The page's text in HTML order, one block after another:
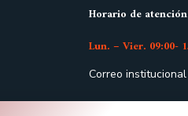
Horario de
Lun. – Vier. 09:00-
Correo institucional